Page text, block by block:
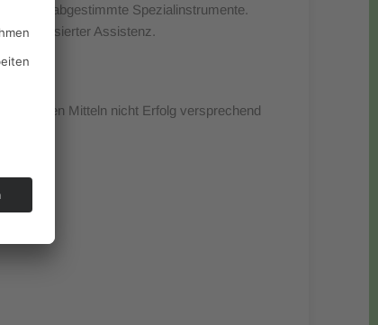
abgestimmte Spezialinstrumente.
mit versierter Assistenz.
normalen Mitteln nicht Erfolg versprechend